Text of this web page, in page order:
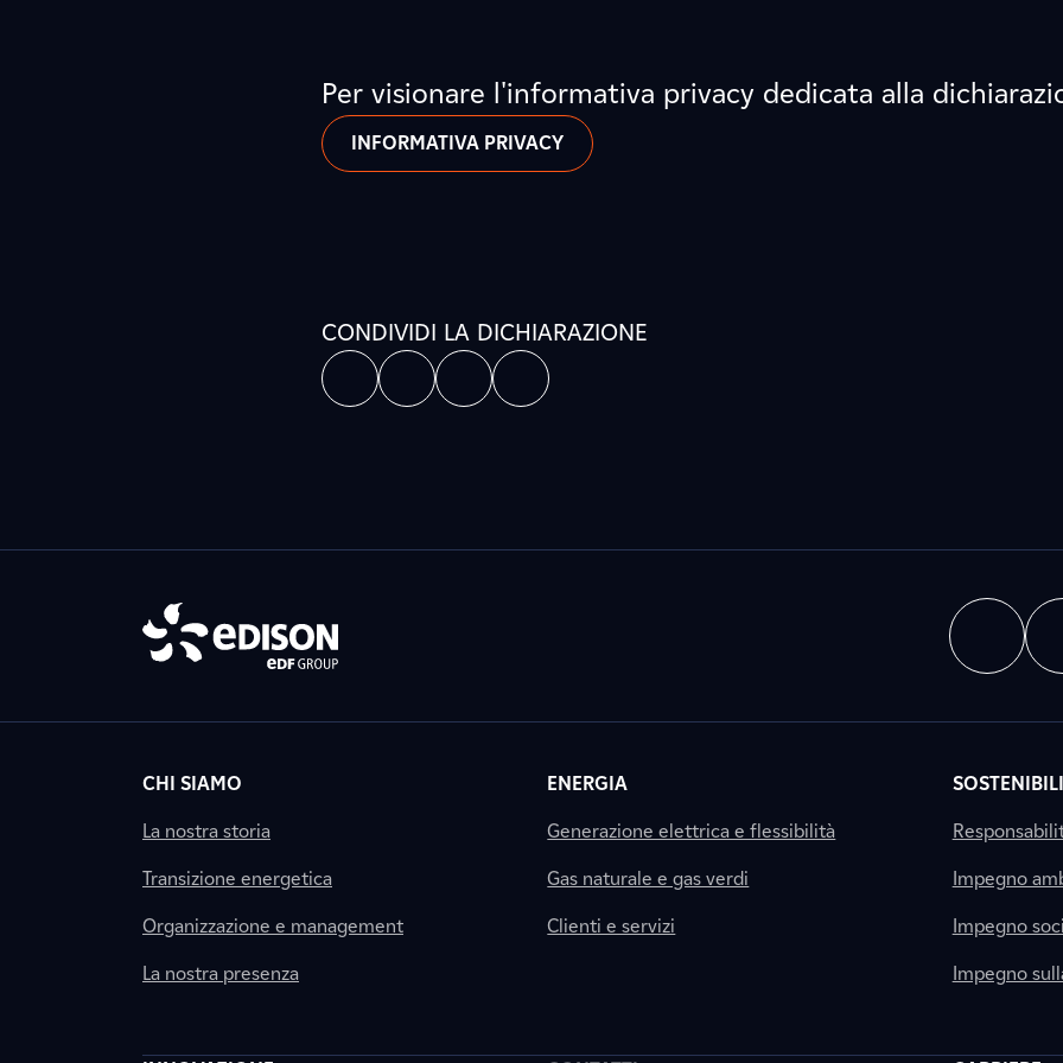
Per visionare l'informativa privacy dedicata alla
INFORMATIVA PRIVACY
CONDIVIDI LA DICHIARAZIONE
CHI SIAMO
La nostra storia
Transizione energetica
Organizzazione e management
La nostra presenza
ENERGIA
Generazione elettrica e flessibilità
Gas naturale e gas verdi
Clienti e servizi
Impegno
Impegno
Impegno